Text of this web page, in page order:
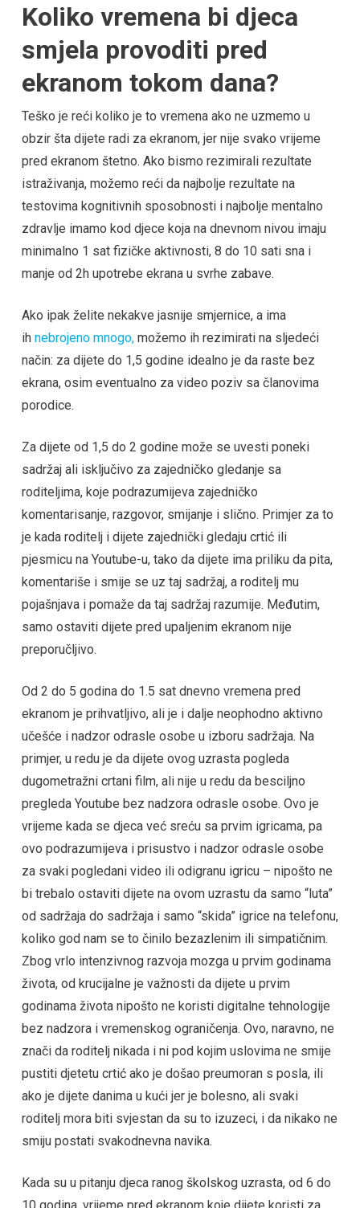
Koliko vremena bi djeca
smjela provoditi pred
ekranom tokom dana?
Teško je reći koliko je to vremena ako ne uzmemo u
obzir šta dijete radi za ekranom, jer nije svako vrijeme
pred ekranom štetno. Ako bismo rezimirali rezultate
istraživanja, možemo reći da najbolje rezultate na
testovima kognitivnih sposobnosti i najbolje mentalno
zdravlje imamo kod djece koja na dnevnom nivou imaju
minimalno 1 sat fizičke aktivnosti, 8 do 10 sati sna i
manje od 2h upotrebe ekrana u svrhe zabave.
Ako ipak želite nekakve jasnije smjernice, a ima
ih nebrojeno mnogo,možemo ih rezimirati na sljedeći
način: za dijete do 1,5 godine idealno je da raste bez
ekrana, osim eventualno za video poziv sa članovima
porodice.
Za dijete od 1,5 do 2 godine može se uvesti poneki
sadržaj ali isključivo za zajedničko gledanje sa
roditeljima, koje podrazumijeva zajedničko
komentarisanje, razgovor, smijanje i slično. Primjer za to
je kada roditelj i dijete zajednički gledaju crtić ili
pjesmicu na Youtube-u, tako da dijete ima priliku da pita,
komentariše i smije se uz taj sadržaj, a roditelj mu
pojašnjava i pomaže da taj sadržaj razumije. Međutim,
samo ostaviti dijete pred upaljenim ekranom nije
preporučljivo.
Od 2 do 5 godina do 1.5 sat dnevno vremena pred
ekranom je prihvatljivo, ali je i dalje neophodno aktivno
učešće i nadzor odrasle osobe u izboru sadržaja. Na
primjer, u redu je da dijete ovog uzrasta pogleda
dugometražni crtani film, ali nije u redu da besciljno
pregleda Youtube bez nadzora odrasle osobe. Ovo je
vrijeme kada se djeca već sreću sa prvim igricama, pa
ovo podrazumijeva i prisustvo i nadzor odrasle osobe
za svaki pogledani video ili odigranu igricu – nipošto ne
bi trebalo ostaviti dijete na ovom uzrastu da samo “luta”
od sadržaja do sadržaja i samo “skida” igrice na telefonu,
koliko god nam se to činilo bezazlenim ili simpatičnim.
Zbog vrlo intenzivnog razvoja mozga u prvim godinama
života, od krucijalne je važnosti da dijete u prvim
godinama života nipošto ne koristi digitalne tehnologije
bez nadzora i vremenskog ograničenja. Ovo, naravno, ne
znači da roditelj nikada i ni pod kojim uslovima ne smije
pustiti djetetu crtić ako je došao preumoran s posla, ili
ako je dijete danima u kući jer je bolesno, ali svaki
roditelj mora biti svjestan da su to izuzeci, i da nikako ne
smiju postati svakodnevna navika.
Kada su u pitanju djeca ranog školskog uzrasta, od 6 do